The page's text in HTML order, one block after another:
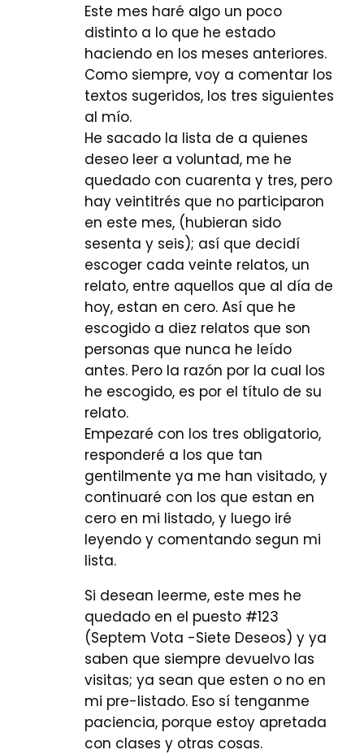
Este mes haré algo un poco
distinto a lo que he estado
haciendo en los meses anteriores.
Como siempre, voy a comentar los
textos sugeridos, los tres siguientes
al mío.
He sacado la lista de a quienes
deseo leer a voluntad, me he
quedado con cuarenta y tres, pero
hay veintitrés que no participaron
en este mes, (hubieran sido
sesenta y seis); así que decidí
escoger cada veinte relatos, un
relato, entre aquellos que al día de
hoy, estan en cero. Así que he
escogido a diez relatos que son
personas que nunca he leído
antes. Pero la razón por la cual los
he escogido, es por el título de su
relato.
Empezaré con los tres obligatorio,
responderé a los que tan
gentilmente ya me han visitado, y
continuaré con los que estan en
cero en mi listado, y luego iré
leyendo y comentando segun mi
lista.
Si desean leerme, este mes he
quedado en el puesto #123
(Septem Vota -Siete Deseos) y ya
saben que siempre devuelvo las
visitas; ya sean que esten o no en
mi pre-listado. Eso sí tenganme
paciencia, porque estoy apretada
con clases y otras cosas.